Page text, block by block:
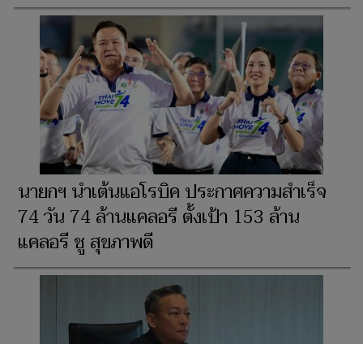
นายกฯ นำเต้นแอโรบิค ประกาศความสำเร็จ
74 วัน 74 ล้านแคลอรี ตั้งเป้า 153 ล้าน
แคลอรี ชู สุขภาพดี